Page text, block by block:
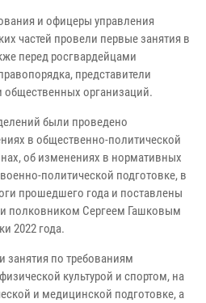
и офицеры управления
частей провели первые занятия в
перед росгвардейцами
представители
общественных организаций.
были проведено
в общественно-политической
об изменениях в нормативных
политической подготовке, в
прошедшего года и поставлены
полковником Сергеем Гашковым
2022 года.
занятия по требованиям
культурой и спортом, на
и медицинской подготовке, а